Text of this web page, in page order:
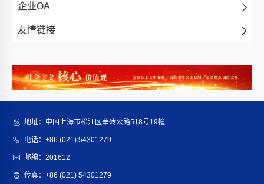
企业OA
友情链接
地址：中国上海市松江区莘砖公路518号19幢
电话：+86 (021) 54301279
邮编：201612
传真：+86 (021) 54301279